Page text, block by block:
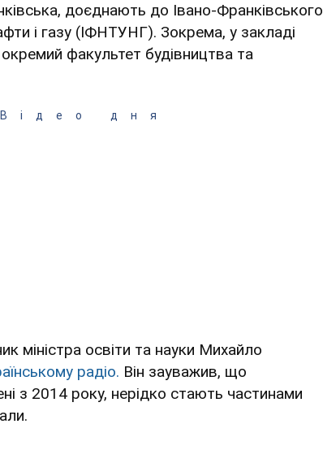
доєднають до Івано-Франківського
і газу (ІФНТУНГ). Зокрема, у закладі
факультет будівництва та
Відео дня
міністра освіти та науки Михайло
радіо. Він зауважив, що
з 2014 року, нерідко стають частинами